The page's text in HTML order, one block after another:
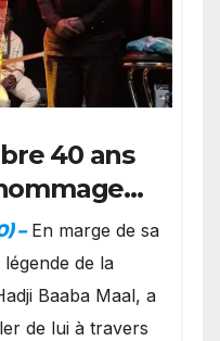
40 ans
en
– ​En marge de sa
de la
Baaba Maal, a
de lui à travers